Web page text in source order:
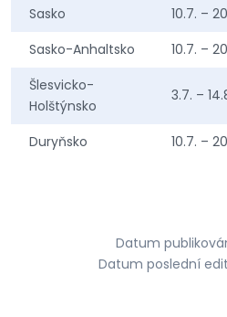
Sasko
10.7. –
Sasko-Anhaltsko
10.7. –
Šlesvicko-
Holštýnsko
3.7. –
Duryňsko 10.7. –
Datum
Datum poslední